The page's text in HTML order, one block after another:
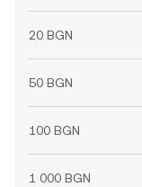
20 BGN
50 BGN
100 BGN
1 000 BGN